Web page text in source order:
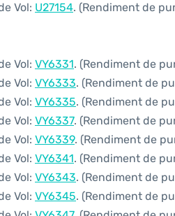
Vol: U27154. (Rendiment de
Vol: VY6331. (Rendiment de
Vol: VY6333. (Rendiment de
Vol: VY6335. (Rendiment de
Vol: VY6337. (Rendiment de
Vol: VY6339. (Rendiment de
Vol: VY6341. (Rendiment de
Vol: VY6343. (Rendiment de
Vol: VY6345. (Rendiment de